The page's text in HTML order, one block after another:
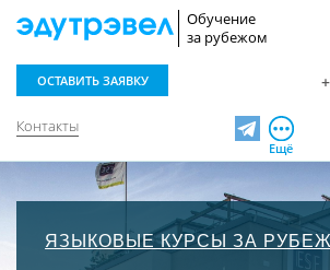
Обучение
за рубежом
Контакты
ОСТАВИТЬ ЗАЯВКУ
TelegramЕщё
ЯЗЫКОВЫЕ КУРСЫ ЗА